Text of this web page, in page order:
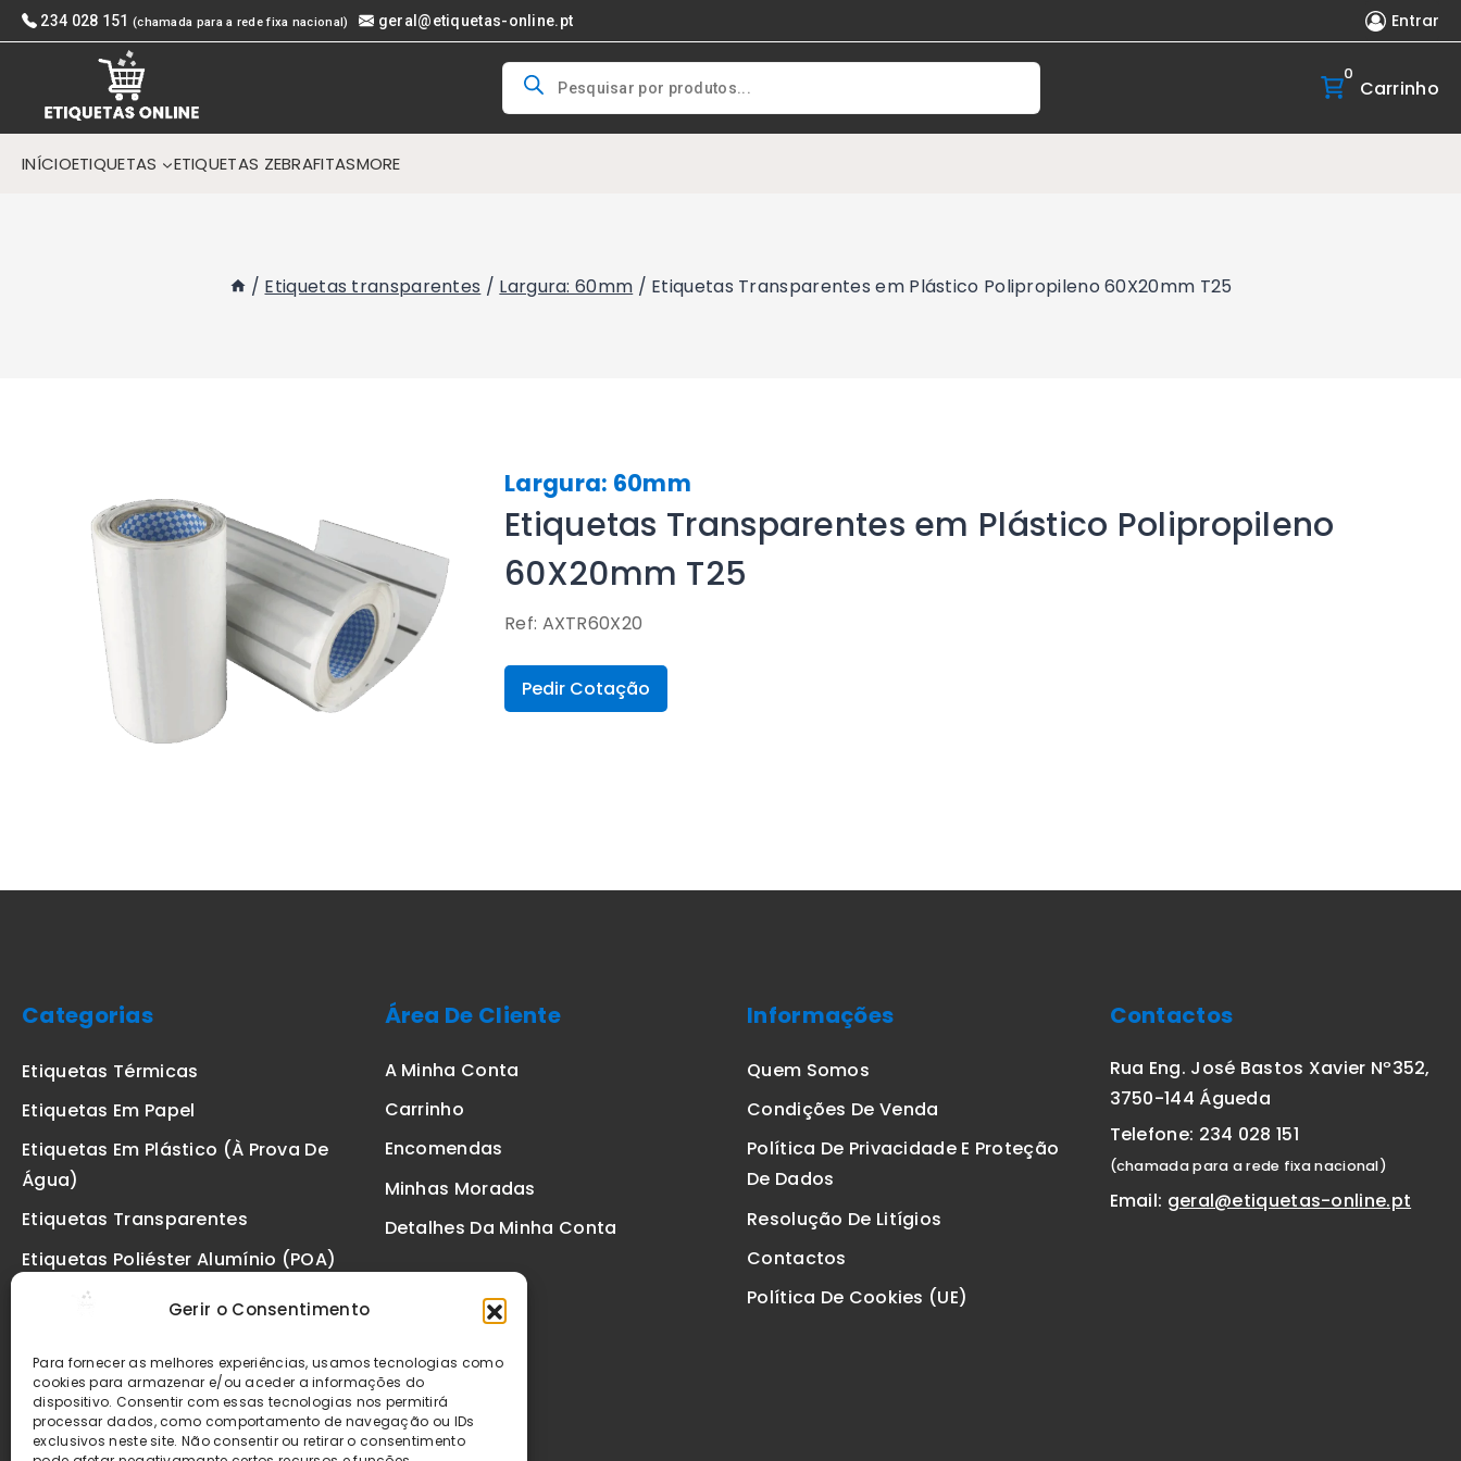
Gerir o Consentimento
Para fornecer as melhores experiências, usamos tecnologias como
cookies para armazenar e/ou aceder a informações do
dispositivo. Consentir com essas tecnologias nos permitirá
processar dados, como comportamento de navegação ou IDs
exclusivos neste site. Não consentir ou retirar o consentimento
Skip
to
234 028 151 (chamada para a rede fixa nacional) geral@etiquetas-online.pt Entrar
Products
search
0
Carrinho
INÍCIOETIQUETAS ETIQUETAS ZEBRAFITASMORE
/ Etiquetas transparentes / Largura: 60mm / Etiquetas Transparentes em Plástico Polipropileno 60X20mm T25
Largura: 60mm
Etiquetas Transparentes em Plástico Polipropileno
60X20mm T25
Ref: AXTR60X20
Pedir Cotação
Categorias
Etiquetas Térmicas
Etiquetas Em Papel
Etiquetas Em Plástico (à Prova De
Água)
Etiquetas Transparentes
Etiquetas Poliéster Alumínio (POA)
Etiquetas De Segurança VOID
Etiquetas Zebra
Fitas
Área De Cliente
A Minha Conta
Carrinho
Encomendas
Minhas Moradas
Detalhes Da Minha Conta
Informações
Quem Somos
Condições De Venda
Política De Privacidade E Proteção
De Dados
Resolução De Litígios
Contactos
Política De Cookies (UE)
Contactos
Rua Eng. José Bastos Xavier Nº352,
3750-144 Águeda
Telefone: 234 028 151
(chamada para a rede fixa nacional)
Email: geral@etiquetas-online.pt